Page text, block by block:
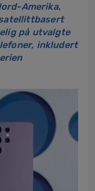
Amerika,
på utvalgte
inkludert